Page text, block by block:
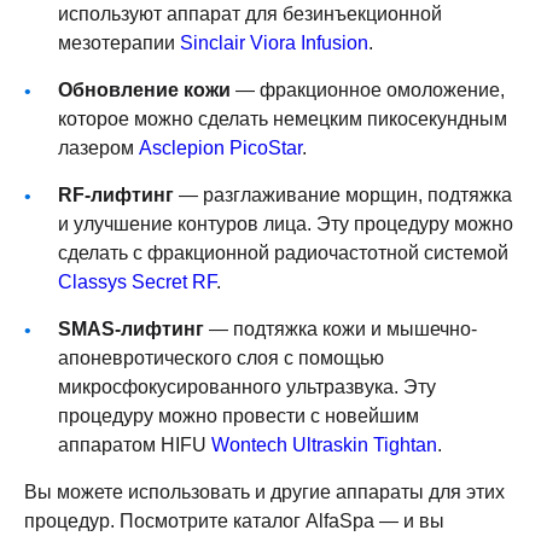
используют аппарат для безинъекционной
мезотерапии Sinclair Viora Infusion
Обновление кожи — фракционное омоложение,
которое можно сделать немецким пикосекундным
лазером Asclepion PicoStar.
RF-лифтинг — разглаживание морщин, подтяжка
и улучшение контуров лица. Эту процедуру можно
сделать с фракционной радиочастотной системой
Classys Secret RF.
SMAS-лифтинг — подтяжка кожи и мышечно-
апоневротического слоя с помощью
микросфокусированного ультразвука. Эту
процедуру можно провести с новейшим
аппаратом HIFU Wontech Ultraskin Tightan
Вы можете использовать и другие аппараты для этих
процедур. Посмотрите каталог AlfaSpa — и вы